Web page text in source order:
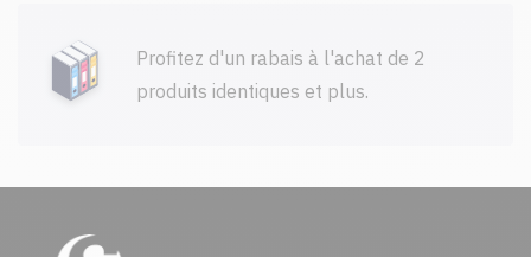
Profitez d'un rabais à l'achat de 2
produits identiques et plus.